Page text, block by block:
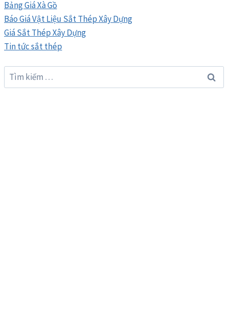
ĐẠI
DỊCH
COVID-
Bảng Giá Xà Gồ
Báo Giá Vật Liệu Sắt Thép Xây Dựng
Giá Sắt Thép Xây Dựng
Tin tức sắt thép
Tìm
kiếm